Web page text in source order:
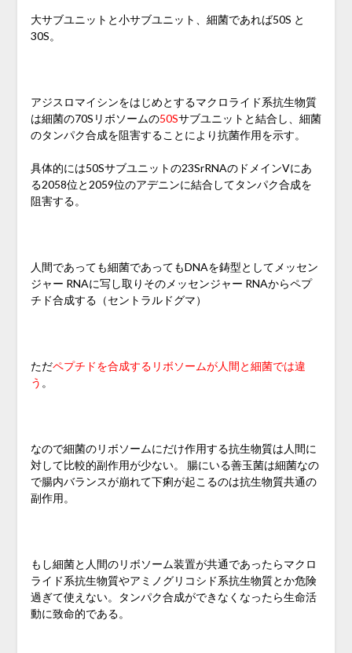
大サブユニットと小サブユニット、細菌であれば50S と
30S。
アジスロマイシンをはじめとするマクロライド系抗生物質
は細菌の70Sリボソームの50Sサブユニットと結合し、細菌
のタンパク合成を阻害することにより抗菌作用を示す。
具体的には50Sサブユニットの23SrRNAのドメインVにあ
る2058位と2059位のアデニンに結合してタンパク合成を
阻害する。
人間であっても細菌であってもDNAを鋳型としてメッセン
ジャー RNAに写し取りそのメッセンジャー RNAからペプ
チド合成する（セントラルドグマ）
ただペプチドを合成するリボソームが人間と細菌では違
う 。
なので細菌のリボソームにだけ作用する抗生物質は人間に
対して比較的副作用が少ない。 腸にいる善玉菌は細菌なの
で腸内バランスが崩れて下痢が起こるのは抗生物質共通の
副作用。
もし細菌と人間のリボソーム装置が共通であったらマクロ
ライド系抗生物質やアミノグリコシド系抗生物質とか危険
過ぎて使えない。
タンパク合成ができなくなったら生命活
動に致命的である。